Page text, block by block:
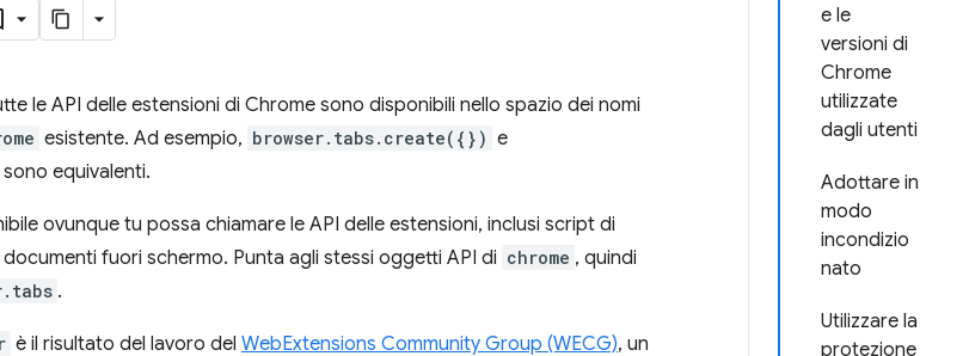
e le
versioni di
Chrome
utilizzate
dagli utenti
Adottare in
modo
incondizio
nato
Utilizzare la
protezione
le API delle estensioni di Chrome sono disponibili nello spazio dei nomi
esistente. Ad esempio, browser.tabs.create({}) e
sono equivalenti.
ovunque tu possa chiamare le API delle estensioni, inclusi script di
fuori schermo. Punta agli stessi oggetti API di chrome , quindi
.
è il risultato del lavoro del WebExtensions Community Group (WECG), un